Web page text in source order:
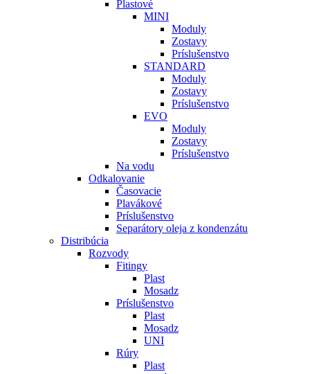
Plastové
MINI
Moduly
Zostavy
Príslušenstvo
STANDARD
Moduly
Zostavy
Príslušenstvo
EVO
Moduly
Zostavy
Príslušenstvo
Na vodu
Odkalovanie
Časovacie
Plavákové
Príslušenstvo
Separátory oleja z kondenzátu
Distribúcia
Rozvody
Fitingy
Plast
Mosadz
Príslušenstvo
Plast
Mosadz
UNI
Rúry
Plast